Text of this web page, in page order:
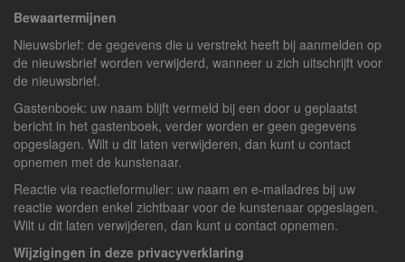
Bewaartermijnen
Nieuwsbrief: de gegevens die u verstrekt heeft bij aanmelden op
de nieuwsbrief worden verwijderd, wanneer u zich uitschrijft voor
de nieuwsbrief.
Gastenboek: uw naam blijft vermeld bij een door u geplaatst
bericht in het gastenboek, verder worden er geen gegevens
opgeslagen. Wilt u dit laten verwijderen, dan kunt u contact
opnemen met de kunstenaar.
Reactie via reactieformulier: uw naam en e-mailadres bij uw
reactie worden enkel zichtbaar voor de kunstenaar opgeslagen.
Wilt u dit laten verwijderen, dan kunt u contact opnemen.
Wijzigingen in deze privacyverklaring